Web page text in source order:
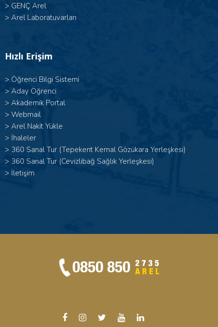
> GENÇ Arel
> Arel Laboratuvarları
Hızlı Erişim
> Öğrenci Bilgi Sistemi
> Aday Öğrenci
> Akademik Portal
> Webmail
> Arel Nakit Yükle
> İhaleler
> 360 Sanal Tur (Tepekent Kemal Gözükara Yerleşkesi)
> 360 Sanal Tur (Cevizlibağ Sağlık Yerleşkesi)
> İletişim